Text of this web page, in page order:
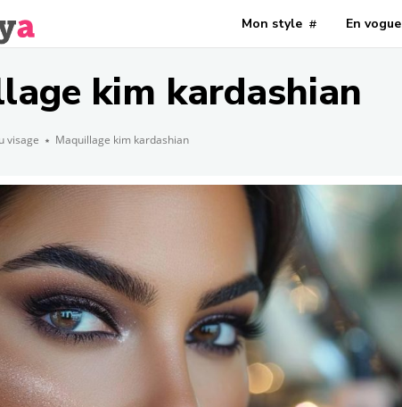
Mon style En vogue
kim kardashian
visage Maquillage kim kardashian